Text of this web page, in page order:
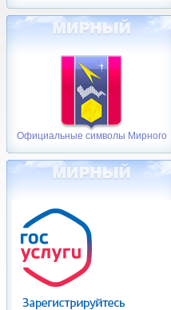
Официальные символы Мирного